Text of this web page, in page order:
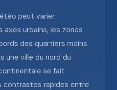
peut varier
urbains, les zones
des quartiers moins
une ville du nord du
se fait
contrastes rapides entre